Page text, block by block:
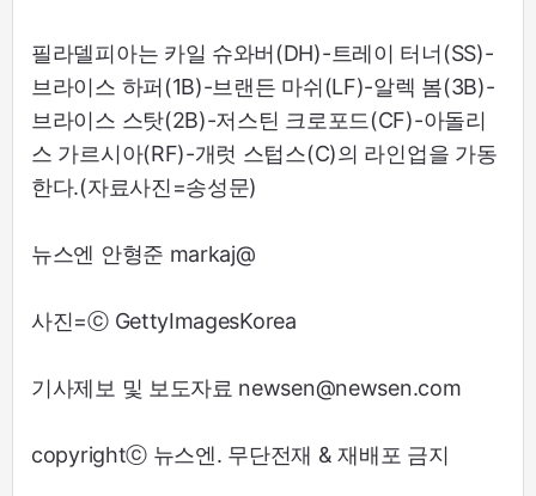
필라델피아는 카일 슈와버(DH)-트레이 터너(SS)-
브라이스 하퍼(1B)-브랜든 마쉬(LF)-알렉 봄(3B)-
브라이스 스탓(2B)-저스틴 크로포드(CF)-아돌리
스 가르시아(RF)-개럿 스텁스(C)의 라인업을 가동
한다.(자료사진=송성문)
뉴스엔 안형준 markaj@
사진=ⓒ GettyImagesKorea
기사제보 및 보도자료 newsen@newsen.com
copyrightⓒ 뉴스엔. 무단전재 & 재배포 금지